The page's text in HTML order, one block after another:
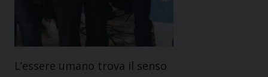
L’essere umano trova il senso